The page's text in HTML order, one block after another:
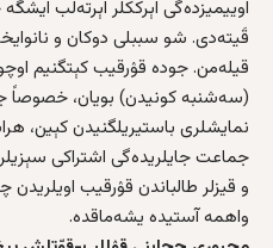
اوییمیزده‌گی اېرککلر اېرته‌لب
قَیته‌دی. شو سببلی دوکان و
(سه‌شنبه‌ کونیدن) بویان، خصوصاً
نمایشلری باستیریلگنیدن کېین،
جماعت جایلریده‌گی اشتراکی
و قیزلر طالباندن قۉرقیب
واهمه‌ آستیده یشه‌ماقده.